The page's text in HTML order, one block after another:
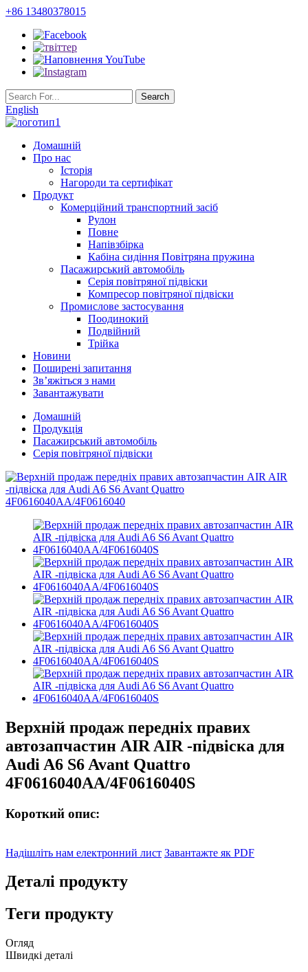
+86 13480378015
English
Домашній
Про нас
Історія
Нагороди та сертифікат
Продукт
Комерційний транспортний засіб
Рулон
Повне
Напівзбірка
Кабіна сидіння Повітряна пружина
Пасажирський автомобіль
Серія повітряної підвіски
Компресор повітряної підвіски
Промислове застосування
Поодинокий
Подвійний
Трійка
Новини
Поширені запитання
Зв’яжіться з нами
Завантажувати
Домашній
Продукція
Пасажирський автомобіль
Серія повітряної підвіски
Верхній продаж передніх правих
автозапчастин AIR AIR -підвіска для
Audi A6 S6 Avant Quattro
4F0616040AA/4F0616040S
Короткий опис:
Надішліть нам електронний лист Завантажте як PDF
Деталі продукту
Теги продукту
Огляд
Швидкі деталі